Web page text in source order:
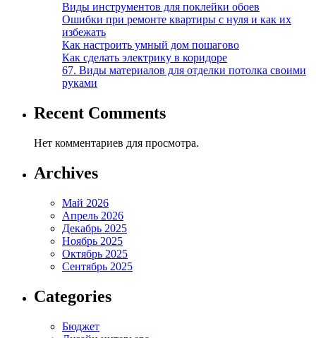
Виды инструментов для поклейки обоев
Ошибки при ремонте квартиры с нуля и как их
избежать
Как настроить умный дом пошагово
Как сделать электрику в коридоре
67. Виды материалов для отделки потолка своими
руками
Recent Comments
Нет комментариев для просмотра.
Archives
Май 2026
Апрель 2026
Декабрь 2025
Ноябрь 2025
Октябрь 2025
Сентябрь 2025
Categories
Бюджет